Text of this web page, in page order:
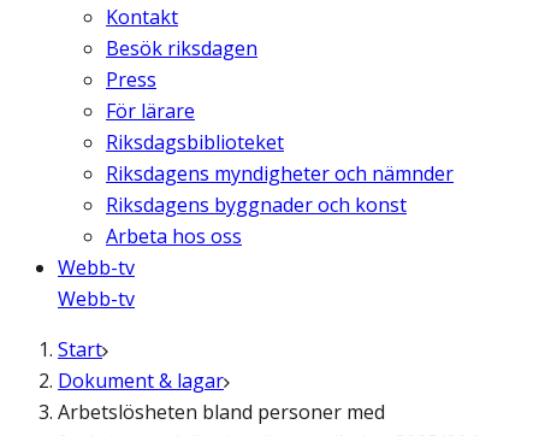
Kontakt
Besök riksdagen
Press
För lärare
Riksdagsbiblioteket
Riksdagens myndigheter och nämnder
Riksdagens byggnader och konst
Arbeta hos oss
Webb-tv
Webb-tv
Start
Dokument & lagar
Arbetslösheten bland personer med